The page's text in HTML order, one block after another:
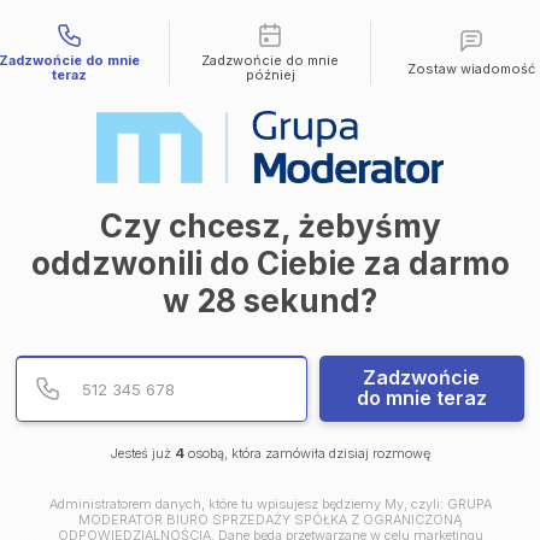
kontaktu
Zadzwońcie do mnie
teraz
Zadzwońcie do mnie
później
Zostaw wiadomość
Czy chcesz, żebyśmy
oddzwonili do Ciebie za darmo
w 28 sekund?
Numer telefonu
Podaj poprawny numer
Zadzwońcie
do mnie teraz
Jesteś już 4 osobą, która zamówiła dzisiaj rozmowę
Administratorem danych, które tu wpisujesz będziemy My, czyli: GRUPA
MODERATOR BIURO SPRZEDAŻY SPÓŁKA Z OGRANICZONĄ
ODPOWIEDZIALNOŚCIĄ. Dane będą przetwarzane w celu marketingu